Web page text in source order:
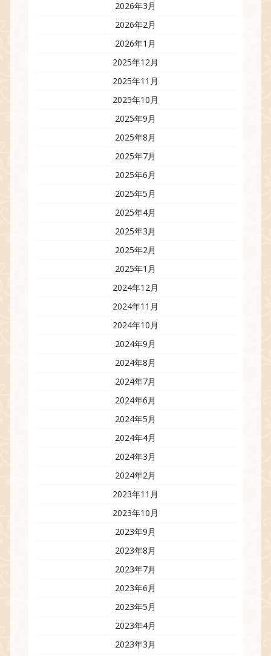
2026年3月
2026年2月
2026年1月
2025年12月
2025年11月
2025年10月
2025年9月
2025年8月
2025年7月
2025年6月
2025年5月
2025年4月
2025年3月
2025年2月
2025年1月
2024年12月
2024年11月
2024年10月
2024年9月
2024年8月
2024年7月
2024年6月
2024年5月
2024年4月
2024年3月
2024年2月
2023年11月
2023年10月
2023年9月
2023年8月
2023年7月
2023年6月
2023年5月
2023年4月
2023年3月